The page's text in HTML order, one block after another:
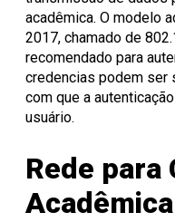
acadêmica. O modelo
2017, chamado de
recomendado para
credencias podem
com que a
usuário.
Rede para
Acadêmica